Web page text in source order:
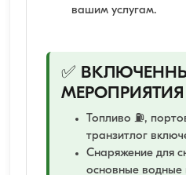
вашим услугам.
✅
МЕРОПРИЯТИЯ
Топливо ⛽,
транзитлог
Снаряжение для
основные